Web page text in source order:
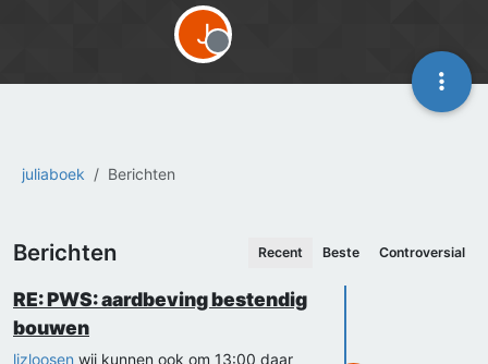
juliaboek Berichten
J
Offline
Berichten Recent Beste Controversial
RE: PWS: aardbeving bestendig
bouwen
lizloosen wij kunnen ook om 13:00 daar